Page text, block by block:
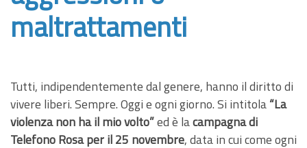
maltrattamenti
Tutti, indipendentemente dal genere, hanno il diritto di
vivere liberi. Sempre. Oggi e ogni giorno. Si intitola“La
violenza non ha il mio volto”ed è lacampagna di
Telefono Rosa per il 25 novembre, data in cui come ogni